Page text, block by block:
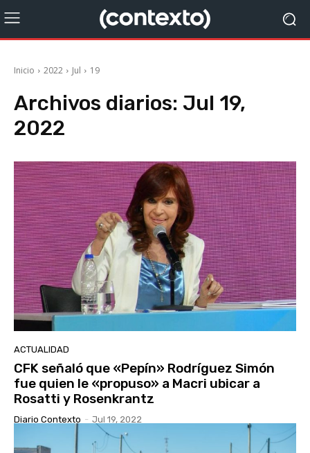
Inicio 2022 Jul 19
Archivos diarios: Jul 19,
2022
ACTUALIDAD
CFK señaló que «Pepín» Rodríguez Simón
fue quien le «propuso» a Macri ubicar a
Rosatti y Rosenkrantz
Diario Contexto - Jul 19, 2022